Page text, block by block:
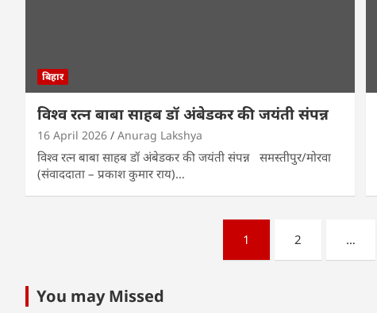
बिहार
विश्व रत्न बाबा साहब डॉ अंबेडकर की जयंती संपन्न
16 April 2026 Anurag Lakshya
विश्व रत्न बाबा साहब डॉ अंबेडकर की जयंती संपन्न समस्तीपुर/मोरवा
(संवाददाता – प्रकाश कुमार राय)…
1 2 …
You may Missed